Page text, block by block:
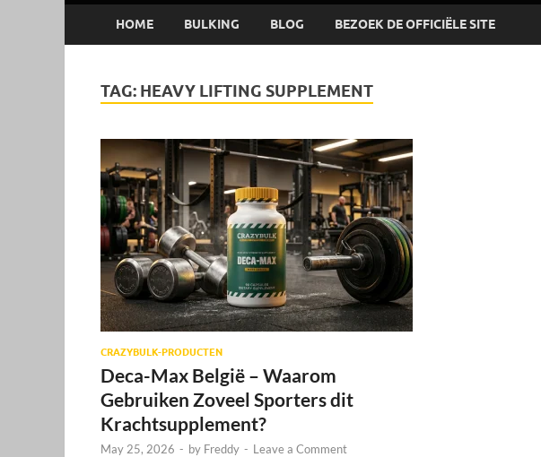
HOME BULKING BLOG BEZOEK DE OFFICIËLE SITE
TAG: HEAVY LIFTING SUPPLEMENT
CRAZYBULK-PRODUCTEN
Deca-Max België – Waarom
Gebruiken Zoveel Sporters dit
Krachtsupplement?
May 25, 2026 - by Freddy - Leave a Comment